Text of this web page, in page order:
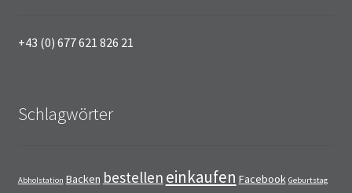
+43 (0) 677 621 826 21
Schlagwörter
Abholstation Backen bestellen einkaufen Facebook Geburtstag